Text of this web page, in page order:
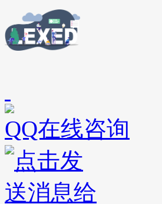
QQ在线咨询